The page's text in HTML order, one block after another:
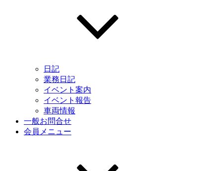
日記
業務日記
イベント案内
イベント報告
車両情報
一般お問合せ
会員メニュー